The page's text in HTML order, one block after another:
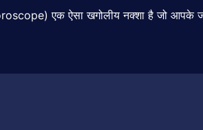
एकऐसाखगोलीयनक्शाहैजो आपके